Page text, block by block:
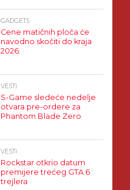
GADGETS
Cene matičnih ploča će
navodno skočiti do kraja
2026.
VESTI
S-Game sledeće nedelje
otvara pre-ordere za
Phantom Blade Zero
VESTI
Rockstar otkrio datum
premijere trećeg GTA 6
trejlera